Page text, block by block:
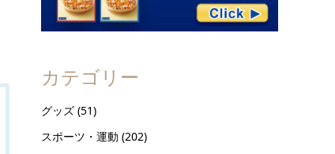
カテゴリー
グッズ (51)
スポーツ・運動 (202)